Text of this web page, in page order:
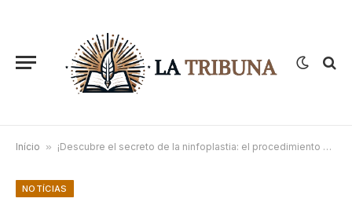
Início » ¡Descubre el secreto de la ninfoplastia: el procedimiento que está revolucionando la autoestima de las mujeres!
NOTÍCIAS